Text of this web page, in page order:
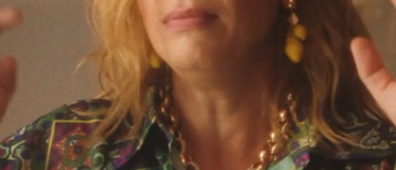
Mina enheter
Mina beställningar
Mina adresser
Mina prenumerationer
FAQ™ Pure Beauty-Tech Elixir
issa™ Teeth Whitening Set
Deutsch
Español
Italiano
Português
Svenska
Русский
Türkçe
简体中文 繁體中文